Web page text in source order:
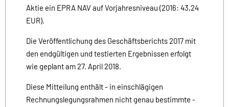
Aktie ein EPRA NAV auf Vorjahresniveau (2016: 43,24
EUR).
Die Veröffentlichung des Geschäftsberichts 2017 mit
den endgültigen und testierten Ergebnissen erfolgt
wie geplant am 27. April 2018.
Diese Mitteilung enthält - in einschlägigen
Rechnungslegungsrahmen nicht genau bestimmte -